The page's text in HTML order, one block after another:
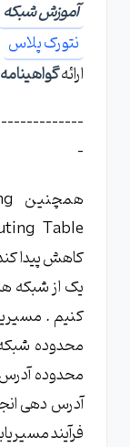
آموزش شبکه
نتورک پلاس
ارائهگواهینامه
-
کاهش پیدا
یک از شبکه
کنیم .
محدوده
محدوده
آدرس دهی
فرآیند